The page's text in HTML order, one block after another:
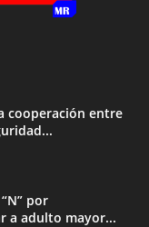
cooperación entre
por
a adulto mayor...